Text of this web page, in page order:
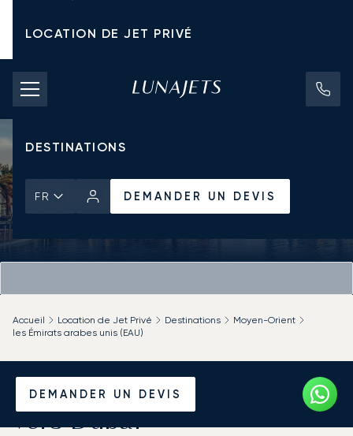
LOCATION DE JET PRIVÉ
TARIFS D'AFFRÈTEMENT
JETS PRIVÉS
DESTINATIONS
FR DEMANDER UN DEVIS
DEMANDER UN DEVIS
Accueil Location de Jet Privé Destinations
Moyen-Orient
les Émirats arabes unis (EAU)
Louer un Jet Privé depuis et
vers Dubaï